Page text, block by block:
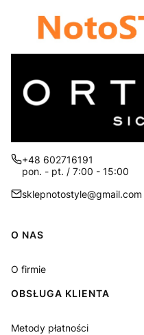
+48 602716191
pon. - pt. / 7:00 - 15:00
sklepnotostyle@gmail.com
Linki w stopce
O NAS
O firmie
OBSŁUGA KLIENTA
Metody płatności